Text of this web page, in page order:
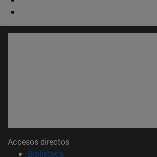
Accesos directos
Biblioteca